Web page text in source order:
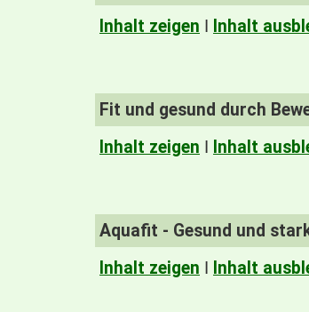
Inhalt zeigen I Inhalt
Fit und gesund durch
Inhalt zeigen I Inhalt
Aquafit - Gesund und
Inhalt zeigen I Inhalt